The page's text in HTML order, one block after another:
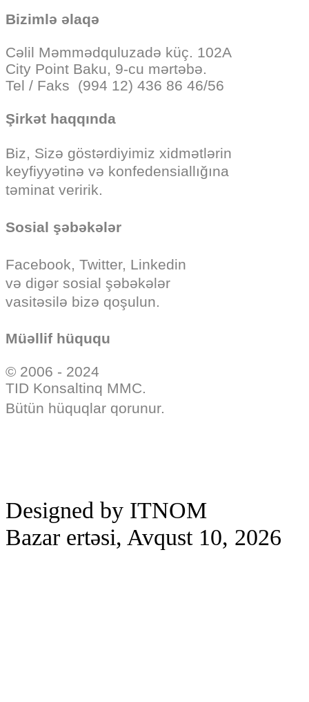
Bizimlə əlaqə
Cəlil Məmmədquluzadə küç. 102A
City Point Baku, 9-cu mərtəbə.
Tel / Faks (994 12) 436 86 46/56
Şirkət haqqında
Biz, Sizə göstərdiyimiz xidmətlərin
keyfiyyətinə və konfedensiallığına
təminat veririk.
Sosial şəbəkələr
Facebook, Twitter, Linkedin
və digər sosial şəbəkələr
vasitəsilə bizə qoşulun.
Müəllif hüququ
© 2006 - 2024
TID Konsaltinq MMC.
Bütün hüquqlar qorunur.
Designed by ITNOM
Bazar ertəsi, Avqust 10, 2026